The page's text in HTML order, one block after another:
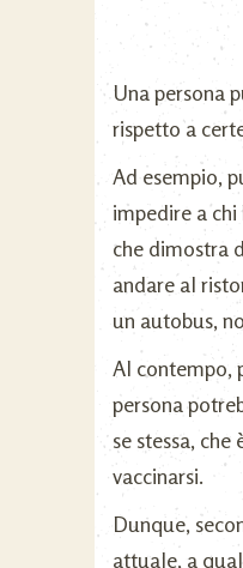
Una persona
rispetto a
Ad esempio,
impedire a
che dimostra
andare al
un autobus,
Al contempo,
persona
se stessa, che
vaccinarsi.
Dunque,
attuale, a